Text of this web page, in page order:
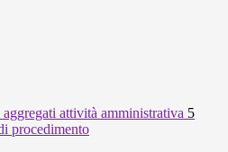
attività amministrativa 5
procedimento